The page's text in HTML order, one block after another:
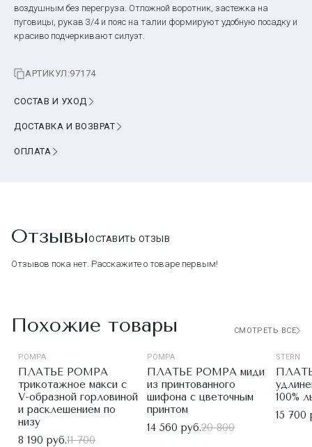
воздушным без перегруза. Отложной воротник, застежка на
пуговицы, рукав 3/4 и пояс на талии формируют удобную посадку и
красиво подчеркивают силуэт.
АРТИКУЛ:97174
СОСТАВ И УХОД
ДОСТАВКА И ВОЗВРАТ
ОПЛАТА
ОтзывыОСТАВИТЬ ОТЗЫВ
Отзывов пока нет. Расскажите о товаре первым!
Похожие товары СМОТРЕТЬ ВСЕ
НОВИНКА
POMPA
ПЛАТЬЕ POMPA
трикотажное макси с
V-образной горловиной
и расклешением по
низу
8 190 руб.11 700
POMPA
ПЛАТЬЕ POMPA миди
из принтованного
шифона с цветочным
принтом
14 560 руб.20 800
STERN
100%
15 700